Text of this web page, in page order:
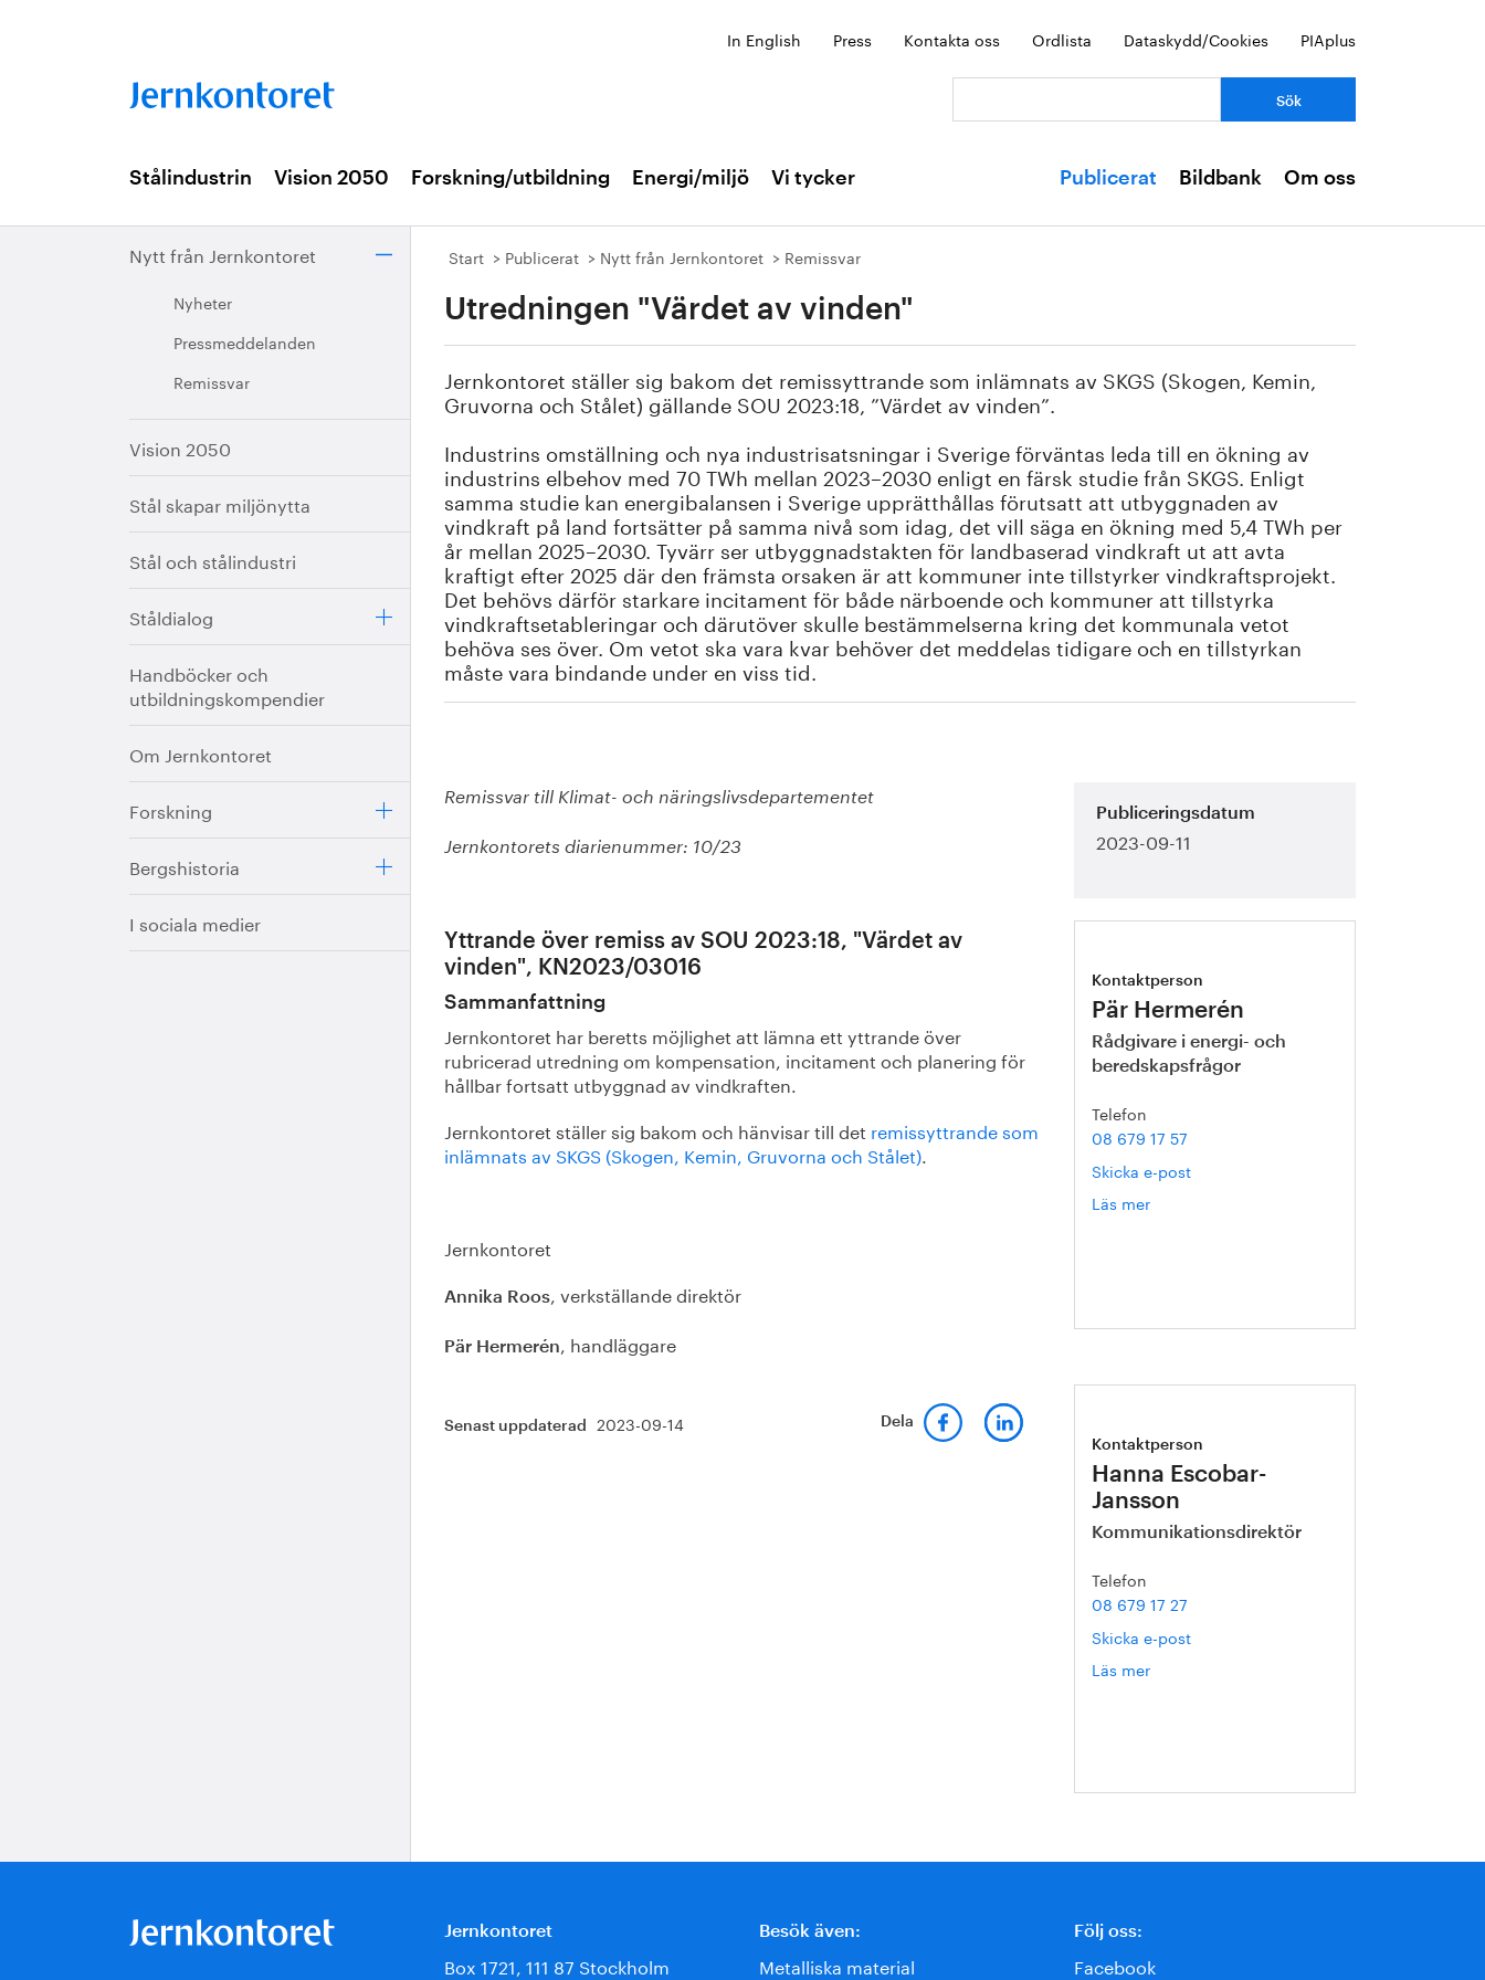
In English Press Kontakta oss Ordlista Dataskydd/Cookies PIAplus
Stålindustrin Vision 2050 Forskning/utbildning Energi/miljö Vi tycker Publicerat Bildbank Om oss
Nytt från Jernkontoret
Nyheter
Pressmeddelanden
Remissvar
Vision 2050
Stål skapar miljönytta
Stål och stålindustri
Ståldialog
Handböcker och
utbildningskompendier
Om Jernkontoret
Forskning
Bergshistoria
I sociala medier
Start Publicerat Nytt från Jernkontoret Remissvar
Utredningen "Värdet av vinden"
Jernkontoret ställer sig bakom det remissyttrande som inlämnats av SKGS (Skogen, Kemin,
Gruvorna och Stålet) gällande SOU 2023:18, ”Värdet av vinden”.
Industrins omställning och nya industrisatsningar i Sverige förväntas leda till en ökning av
industrins elbehov med 70 TWh mellan 2023–2030 enligt en färsk studie från SKGS. Enligt
samma studie kan energibalansen i Sverige upprätthållas förutsatt att utbyggnaden av
vindkraft på land fortsätter på samma nivå som idag, det vill säga en ökning med 5,4 TWh per
år mellan 2025–2030. Tyvärr ser utbyggnadstakten för landbaserad vindkraft ut att avta
kraftigt efter 2025 där den främsta orsaken är att kommuner inte tillstyrker vindkraftsprojekt.
Det behövs därför starkare incitament för både närboende och kommuner att tillstyrka
vindkraftsetableringar och därutöver skulle bestämmelserna kring det kommunala vetot
behöva ses över. Om vetot ska vara kvar behöver det meddelas tidigare och en tillstyrkan
måste vara bindande under en viss tid.
Remissvar till Klimat- och näringslivsdepartementet
Jernkontorets diarienummer: 10/23
Yttrande över remiss av SOU 2023:18, "Värdet av
vinden", KN2023/03016
Sammanfattning
Jernkontoret har beretts möjlighet att lämna ett yttrande över
rubricerad utredning om kompensation, incitament och planering för
hållbar fortsatt utbyggnad av vindkraften.
Jernkontoret ställer sig bakom och hänvisar till det remissyttrande som
inlämnats av SKGS (Skogen, Kemin, Gruvorna och Stålet).
Jernkontoret
Annika Roos, verkställande direktör
Pär Hermerén, handläggare
Senast uppdaterad 2023-09-14 Dela
Publiceringsdatum
2023-09-11
Kontaktperson
Pär Hermerén
Rådgivare i energi- och
beredskapsfrågor
Telefon
08 679 17 57
Skicka e-post
Läs mer
Kontaktperson
Hanna Escobar-
Jansson
Kommunikationsdirektör
Telefon
08 679 17 27
Skicka e-post
Läs mer
Jernkontoret
Box 1721, 111 87 Stockholm
Besök även:
Metalliska material
Följ oss:
Facebook